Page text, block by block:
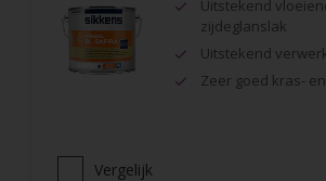
Uitstekend
zijdeglanslak
Uitstekend
Zeer goed kras-
Vergelijk